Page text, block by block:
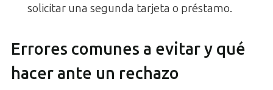
solicitar una segunda tarjeta o préstamo.
Errores comunes a evitar y qué
hacer ante un rechazo